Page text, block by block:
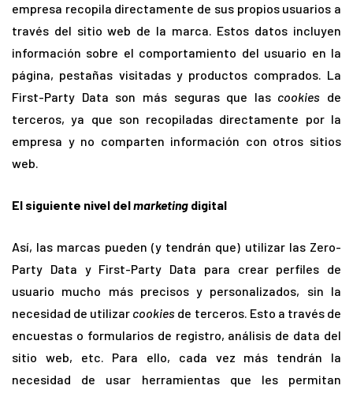
empresa recopila directamente de sus propios usuarios a
través del sitio web de la marca. Estos datos incluyen
información sobre el comportamiento del usuario en la
página, pestañas visitadas y productos comprados. La
First-Party Data son más seguras que las cookies de
terceros, ya que son recopiladas directamente por la
empresa y no comparten información con otros sitios
web.
El siguiente nivel delmarketing digital
Así, las marcas pueden (y tendrán que) utilizar las Zero-
Party Data y First-Party Data para crear perfiles de
usuario mucho más precisos y personalizados, sin la
necesidad de utilizar cookies de terceros. Esto a través de
encuestas o formularios de registro, análisis de data del
sitio web, etc. Para ello, cada vez más tendrán la
necesidad de usar herramientas que les permitan